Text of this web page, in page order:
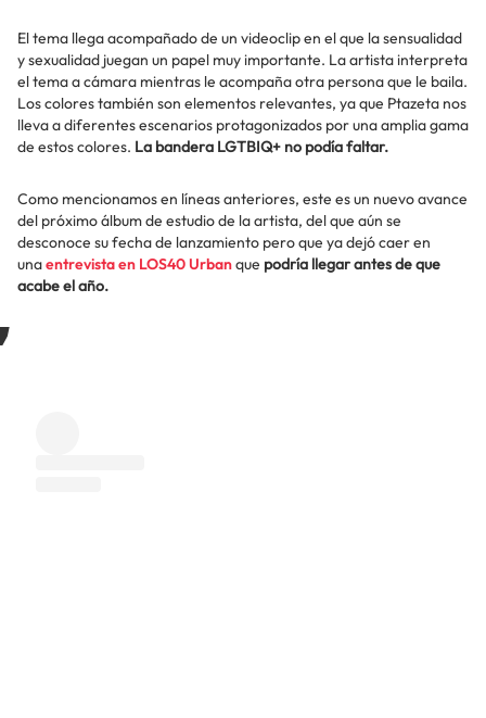
El tema llega acompañado de un videoclip en el que la sensualidad
y sexualidad juegan un papel muy importante. La artista interpreta
el tema a cámara mientras le acompaña otra persona que le baila.
Los colores también son elementos relevantes, ya que Ptazeta nos
lleva a diferentes escenarios protagonizados por una amplia gama
de estos colores. La bandera LGTBIQ+ no podía faltar.
Como mencionamos en líneas anteriores, este es un nuevo avance
del próximo álbum de estudio de la artista, del que aún se
desconoce su fecha de lanzamiento pero que ya dejó caer en
unaentrevista en LOS40 Urbanque podría llegar antes de que
acabe el año.